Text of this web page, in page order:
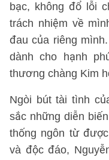
bạc, không đổ lỗi
trách nhiệm về
đau của riêng
dành cho hạnh
thương chàng Kim
Ngòi bút tài tình
sắc những diễn
thống ngôn từ
và độc đáo,